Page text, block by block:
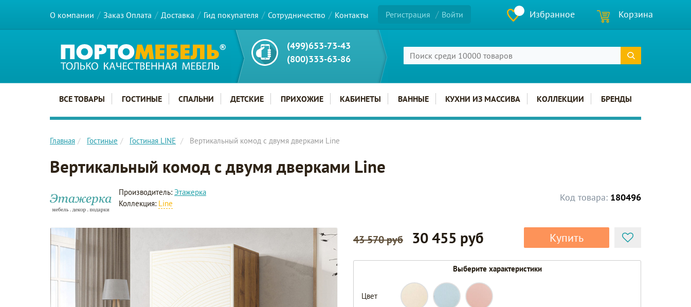
О компании Заказ Оплата Доставка Гид покупателя Сотрудничество Контакты Регистрация Войти Избранное Корзина
(499)653-73-43
(800)333-63-86
Главное меню сайта
ВСЕ ТОВАРЫ ГОСТИНЫЕ СПАЛЬНИ ДЕТСКИЕ ПРИХОЖИЕ КАБИНЕТЫ ВАННЫЕ КУХНИ ИЗ МАССИВА КОЛЛЕКЦИИ БРЕНДЫ
Главная Гостиные Гостиная LINE Вертикальный комод с двумя дверками Line
Вертикальный комод с двумя дверками Line
Код товара: 180496
Производитель: Этажерка
Коллекция: Line
43 570 руб 30 455 руб Купить
Выберите характеристики
Цвет